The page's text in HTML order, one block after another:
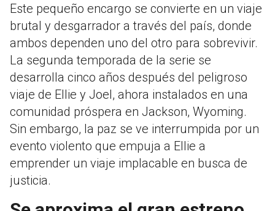
Este pequeño encargo se convierte en un viaje
brutal y desgarrador a través del país, donde
ambos dependen uno del otro para sobrevivir.
La segunda temporada de la serie se
desarrolla cinco años después del peligroso
viaje de Ellie y Joel, ahora instalados en una
comunidad próspera en Jackson, Wyoming.
Sin embargo, la paz se ve interrumpida por un
evento violento que empuja a Ellie a
emprender un viaje implacable en busca de
justicia.